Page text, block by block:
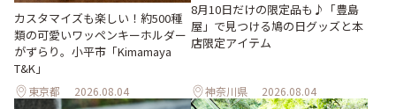
カスタマイズも楽しい！約500種
類の可愛いワッペンキーホルダー
がずらり。小平市「Kimamaya
T&K」
東京都 2026.08.04
8月10日だけの限定品も♪「豊島
屋」で見つける鳩の日グッズと本
店限定アイテム
神奈川県 2026.08.04